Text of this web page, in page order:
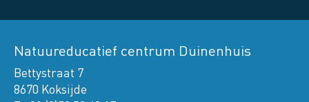
Natuureducatief centrum Duinenhuis
Bettystraat 7
8670 Koksijde